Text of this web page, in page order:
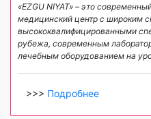
«EZGU NIYAT» – это
медицинский центр с широким
высококвалифицированными
рубежа, современным
лечебным оборудованием на
>>> Подробнее